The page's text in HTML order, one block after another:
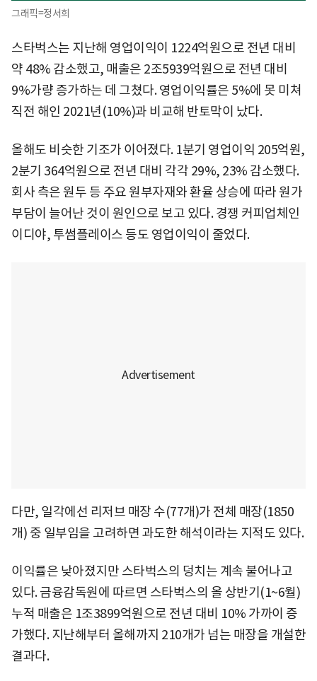
그래픽=정서희
스타벅스는 지난해 영업이익이 1224억원으로 전년 대비
약 48% 감소했고, 매출은 2조5939억원으로 전년 대비
9%가량 증가하는 데 그쳤다. 영업이익률은 5%에 못 미쳐
직전 해인 2021년(10%)과 비교해 반토막이 났다.
올해도 비슷한 기조가 이어졌다. 1분기 영업이익 205억원,
2분기 364억원으로 전년 대비 각각 29%, 23% 감소했다.
회사 측은 원두 등 주요 원부자재와 환율 상승에 따라 원가
부담이 늘어난 것이 원인으로 보고 있다. 경쟁 커피업체인
이디야, 투썸플레이스 등도 영업이익이 줄었다.
다만, 일각에선 리저브 매장 수(77개)가 전체 매장(1850
개) 중 일부임을 고려하면 과도한 해석이라는 지적도 있다.
이익률은 낮아졌지만 스타벅스의 덩치는 계속 불어나고
있다. 금융감독원에 따르면 스타벅스의 올 상반기(1~6월)
누적 매출은 1조3899억원으로 전년 대비 10% 가까이 증
가했다. 지난해부터 올해까지 210개가 넘는 매장을 개설한
결과다.